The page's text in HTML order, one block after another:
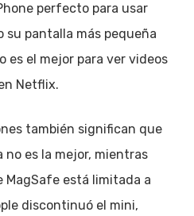
perfecto para usar
su pantalla más pequeña
es el mejor para ver videos
Netflix.
también significan que
no es la mejor, mientras
MagSafe está limitada a
discontinuó el mini,